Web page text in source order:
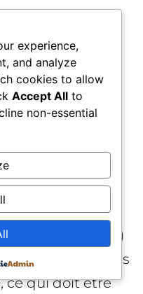
qualifié,
attribués,
des
QA, taux
conformité aux
bord mixant
(temps et coûts)
Faites des bilans
ce qui doit être
experience,
and analyze
cookies to allow
Accept All to
non-essential